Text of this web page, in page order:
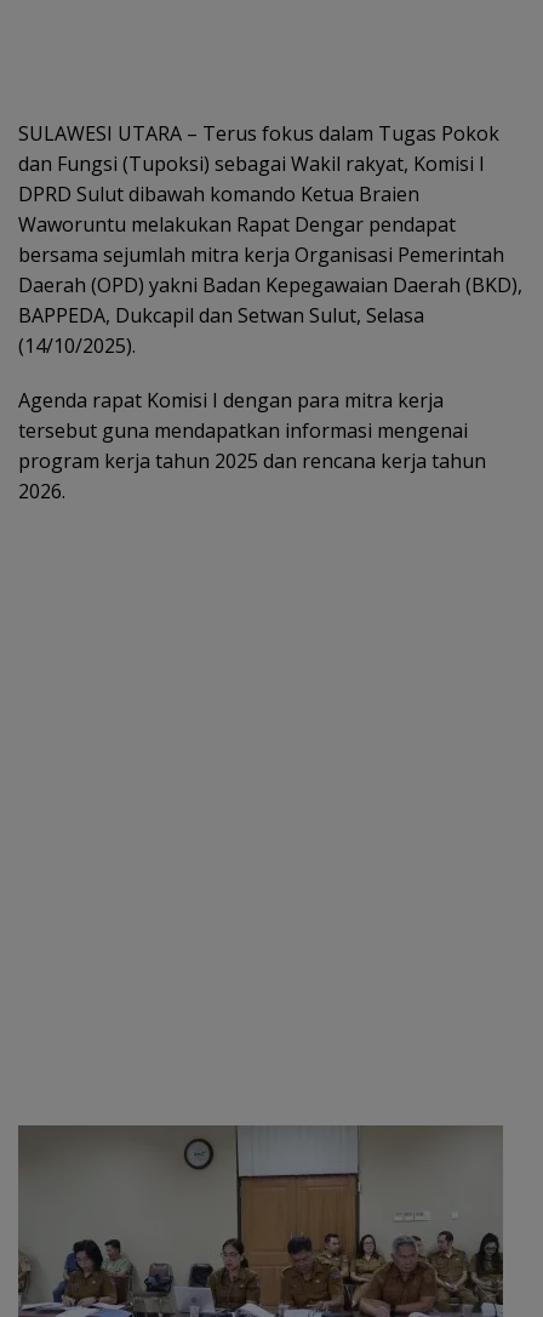
SULAWESI UTARA – Terus fokus dalam Tugas Pokok
dan Fungsi (Tupoksi) sebagai Wakil rakyat, Komisi I
DPRD Sulut dibawah komando Ketua Braien
Waworuntu melakukan Rapat Dengar pendapat
bersama sejumlah mitra kerja Organisasi Pemerintah
Daerah (OPD) yakni Badan Kepegawaian Daerah (BKD),
BAPPEDA, Dukcapil dan Setwan Sulut, Selasa
(14/10/2025).
Agenda rapat Komisi I dengan para mitra kerja
tersebut guna mendapatkan informasi mengenai
program kerja tahun 2025 dan rencana kerja tahun
2026.